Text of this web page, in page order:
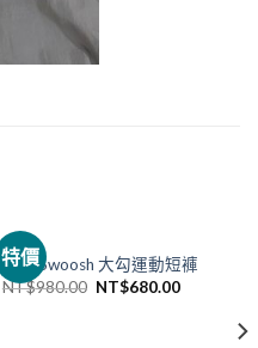
特價
NIKE
Nike Swoosh 大勾運動短褲
NT$980.00 NT$680.00